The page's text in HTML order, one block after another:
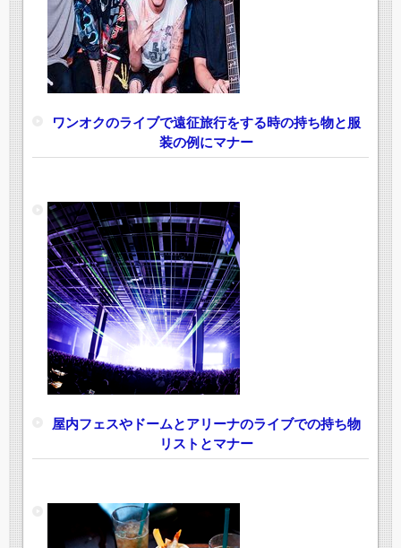
ワンオクのライブで遠征旅行をする時の持ち物と服
装の例にマナー
屋内フェスやドームとアリーナのライブでの持ち物
リストとマナー